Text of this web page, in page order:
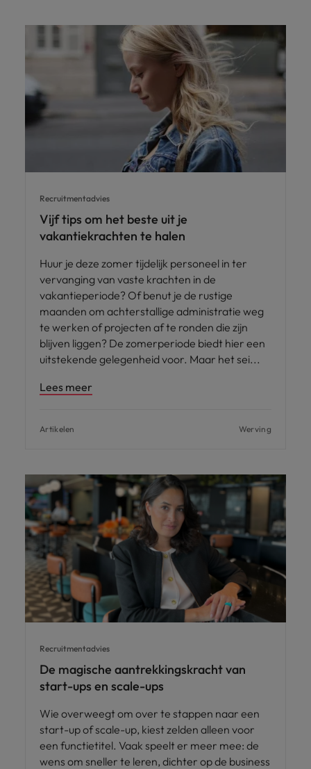
Recruitmentadvies
Vijf tips om het beste uit je
vakantiekrachten te halen
Huur je deze zomer tijdelijk personeel in ter
vervanging van vaste krachten in de
vakantieperiode? Of benut je de rustige
maanden om achterstallige administratie weg
te werken of projecten af te ronden die zijn
blijven liggen? De zomerperiode biedt hier een
uitstekende gelegenheid voor. Maar het sei
Lees meer
Artikelen Werving
Recruitmentadvies
De magische aantrekkingskracht van
start-ups en scale-ups
Wie overweegt om over te stappen naar een
start-up of scale-up, kiest zelden alleen voor
een functietitel. Vaak speelt er meer mee: de
wens om sneller te leren, dichter op de business